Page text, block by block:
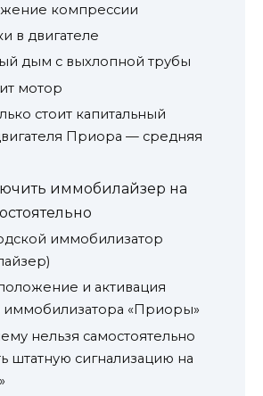
компрессии
в двигателе
дым с выхлопной трубы
мотор
стоит капитальный
Приора — средняя
иммобилайзер на
иммобилизатор
и активация
иммобилизатора «Приоры»
нельзя самостоятельно
штатную сигнализацию на